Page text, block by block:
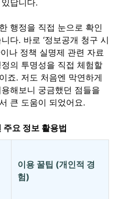
답니다.
행정을 직접 눈으로 확인
다. 바로 ‘정보공개 청구 시
나 정책 실명제 관련 자료
의 투명성을 직접 체험할
죠. 저도 처음엔 막연하게
해보니 궁금했던 점들을
큰 도움이 되었어요.
주요 정보 활용법
이용 꿀팁 (개인적 경
험)